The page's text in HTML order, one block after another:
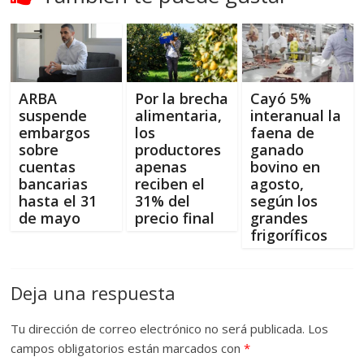
ARBA
suspende
embargos
sobre
cuentas
bancarias
hasta el 31
de mayo
Por la brecha
alimentaria,
los
productores
apenas
reciben el
31% del
precio final
Cayó 5%
interanual la
faena de
ganado
bovino en
agosto,
según los
grandes
frigoríficos
Deja una respuesta
Tu dirección de correo electrónico no será publicada. Los
campos obligatorios están marcados con*